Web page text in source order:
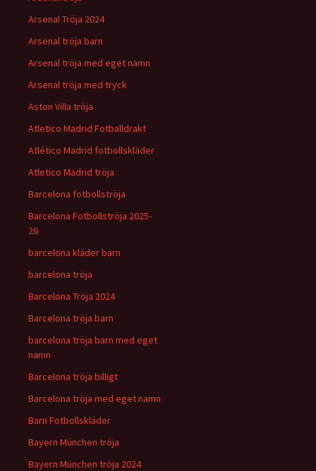
Arsenal Tröja 2024
Arsenal tröja barn
Arsenal tröja med eget namn
Arsenal tröja med tryck
Aston Villa tröja
Atletico Madrid Fotballdrakt
Atlético Madrid fotbollskläder
Atletico Madrid tröja
Barcelona fotbollströja
Barcelona Fotbollströja 2025-
26
barcelona kläder barn
barcelona tröja
Barcelona Tröja 2024
Barcelona tröja barn
barcelona tröja barn med eget
namn
Barcelona tröja billigt
Barcelona tröja med eget namn
Barn Fotbollskläder
Bayern München tröja
Bayern München tröja 2024